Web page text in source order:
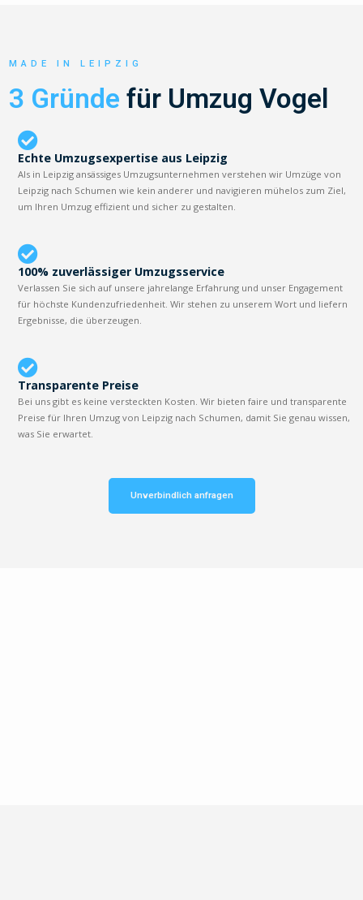
MADE IN LEIPZIG
3 Gründe für Umzug Vogel
Echte Umzugsexpertise aus Leipzig
Als in Leipzig ansässiges Umzugsunternehmen verstehen wir Umzüge von
Leipzig nach Schumen wie kein anderer und navigieren mühelos zum Ziel,
um Ihren Umzug effizient und sicher zu gestalten.
100% zuverlässiger Umzugsservice
Verlassen Sie sich auf unsere jahrelange Erfahrung und unser Engagement
für höchste Kundenzufriedenheit. Wir stehen zu unserem Wort und liefern
Ergebnisse, die überzeugen.
Transparente Preise
Bei uns gibt es keine versteckten Kosten. Wir bieten faire und transparente
Preise für Ihren Umzug von Leipzig nach Schumen, damit Sie genau wissen,
was Sie erwartet.
Unverbindlich anfragen